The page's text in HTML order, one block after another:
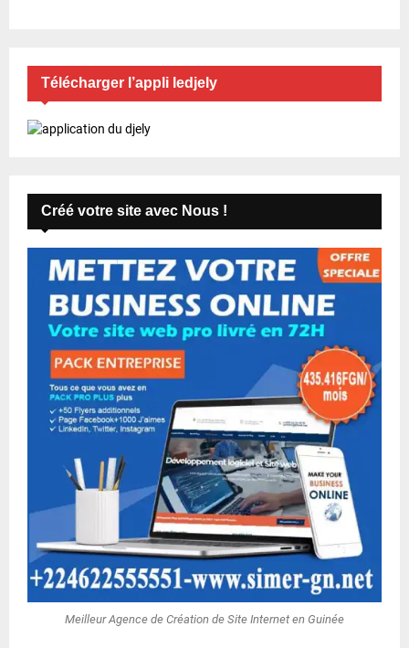
Télécharger l’appli ledjely
Créé votre site avec Nous !
Meilleur Agence de Création de Site Internet en Guinée